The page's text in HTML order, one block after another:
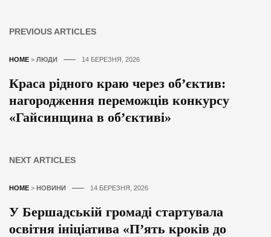
PREVIOUS ARTICLES
HOME > ЛЮДИ 14 БЕРЕЗНЯ, 2026
Краса рідного краю через об’єктив:
нагородження переможців конкурсу
«Гайсинщина в об’єктиві»
NEXT ARTICLES
HOME > НОВИНИ 14 БЕРЕЗНЯ, 2026
У Бершадській громаді стартувала
освітня ініціатива «П’ять кроків до